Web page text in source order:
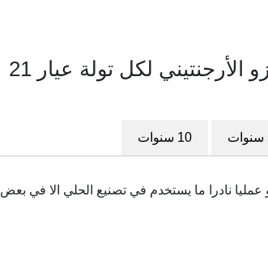
مخطط سعر الذهب في الأرجنتين بالبيزو الأرجنتيني لكل تولة عيار 21
10 سنوات
هو نقي بدرجة 875 في الألف. و هو عمليا نادرا ما يستخدم في تصنيع الحلي الا في بعض